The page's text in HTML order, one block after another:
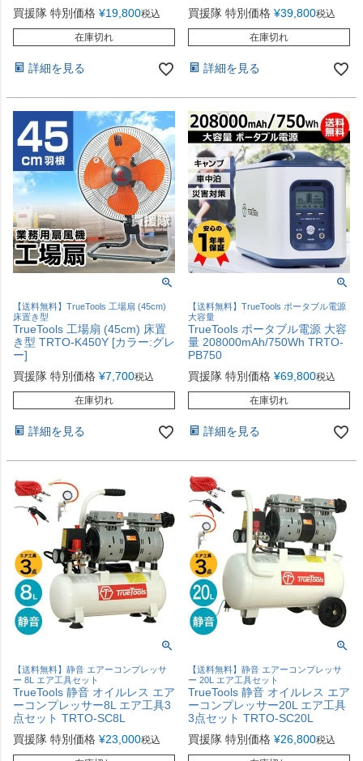
買援隊 特別価格 ¥19,800税込
在庫切れ
詳細を見る
買援隊 特別価格 ¥39,800税込
在庫切れ
詳細を見る
【送料無料】TrueTools 工場扇 (45cm)
床置き型
TrueTools 工場扇 (45cm) 床置
き型 TRTO-K450Y [カラー:グレ
ー]
買援隊 特別価格 ¥7,700税込
在庫切れ
詳細を見る
【送料無料】TrueTools ポータブル電源
大容量
TrueTools ポータブル電源 大容
量 208000mAh/750Wh TRTO-
PB750
買援隊 特別価格 ¥69,800税込
在庫切れ
詳細を見る
【送料無料】静音 エアーコンプレッサ
ー 8L エア工具セット
TrueTools 静音 オイルレス エア
ーコンプレッサー8L エア工具3
点セット TRTO-SC8L
買援隊 特別価格 ¥23,000税込
【送料無料】静音 エアーコンプレッサ
ー 20L エア工具セット
TrueTools 静音 オイルレス エア
ーコンプレッサー20L エア工具
3点セット TRTO-SC20L
買援隊 特別価格 ¥26,800税込